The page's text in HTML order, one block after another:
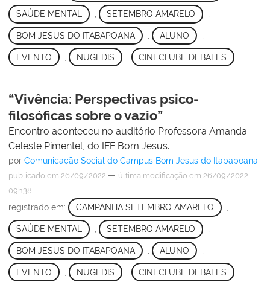
SAÚDE MENTAL , SETEMBRO AMARELO ,
BOM JESUS DO ITABAPOANA ALUNO
EVENTO NUGEDIS CINECLUBE DEBATES
“Vivência: Perspectivas psico-
filosóficas sobre o vazio”
Encontro aconteceu no auditório Professora Amanda
Celeste Pimentel, do IFF Bom Jesus.
por Comunicação Social do Campus Bom Jesus do Itabapoana
publicado em 26/09/2022 — última modificação em 26/09/2022
09h38
registrado em: CAMPANHA SETEMBRO AMARELO ,
SAÚDE MENTAL SETEMBRO AMARELO
BOM JESUS DO ITABAPOANA ALUNO
EVENTO NUGEDIS CINECLUBE DEBATES